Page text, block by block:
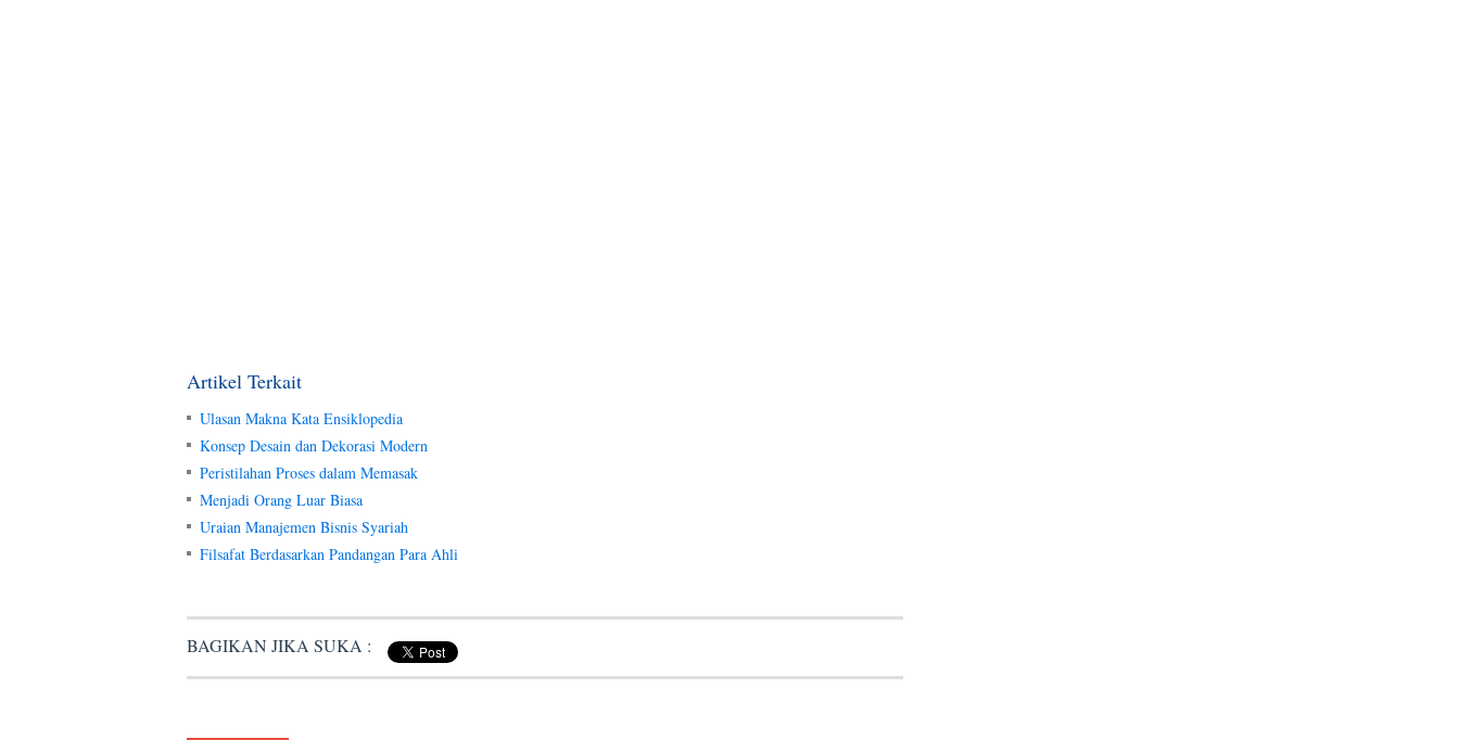
Artikel Terkait
Ulasan Makna Kata Ensiklopedia
Konsep Desain dan Dekorasi Modern
Peristilahan Proses dalam Memasak
Menjadi Orang Luar Biasa
Uraian Manajemen Bisnis Syariah
Filsafat Berdasarkan Pandangan Para Ahli
BAGIKAN JIKA SUKA :